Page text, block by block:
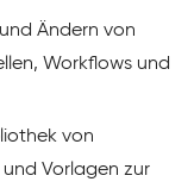
Ändern von
Workflows und
von
Vorlagen zur